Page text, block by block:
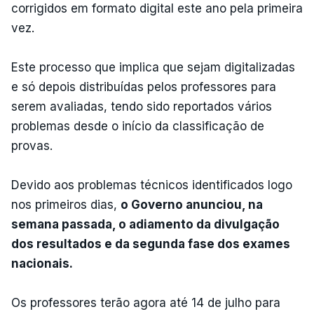
corrigidos em formato digital este ano pela primeira
vez.
Este processo que implica que sejam digitalizadas
e só depois distribuídas pelos professores para
serem avaliadas, tendo sido reportados vários
problemas desde o início da classificação de
provas.
Devido aos problemas técnicos identificados logo
nos primeiros dias, o Governo anunciou, na
semana passada, o adiamento da divulgação
dos resultados e da segunda fase dos exames
nacionais.
Os professores terão agora até 14 de julho para